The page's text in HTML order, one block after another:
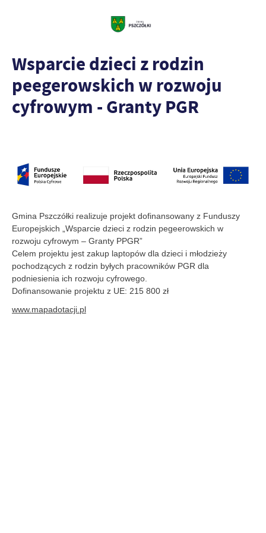
Wsparcie dzieci z rodzin
peegerowskich w rozwoju
cyfrowym - Granty PGR
Gmina Pszczółki realizuje projekt dofinansowany z Funduszy
Europejskich „Wsparcie dzieci z rodzin pegeerowskich w
rozwoju cyfrowym – Granty PPGR”
Celem projektu jest zakup laptopów dla dzieci i młodzieży
pochodzących z rodzin byłych pracowników PGR dla
podniesienia ich rozwoju cyfrowego.
Dofinansowanie projektu z UE: 215 800 zł
www.mapadotacji.pl